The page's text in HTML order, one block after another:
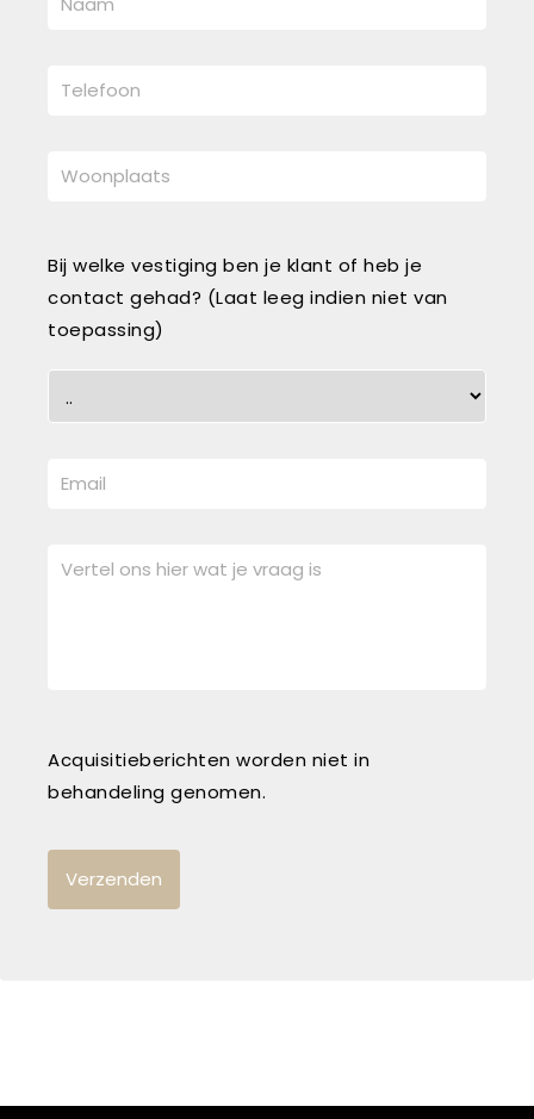
Bij welke vestiging ben je klant of heb je
contact gehad? (Laat leeg indien niet van
toepassing)
Acquisitieberichten worden niet in
behandeling genomen.